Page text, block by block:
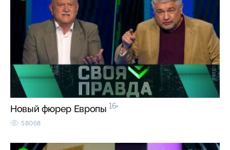
Новый фюрер Европы 16+
58068